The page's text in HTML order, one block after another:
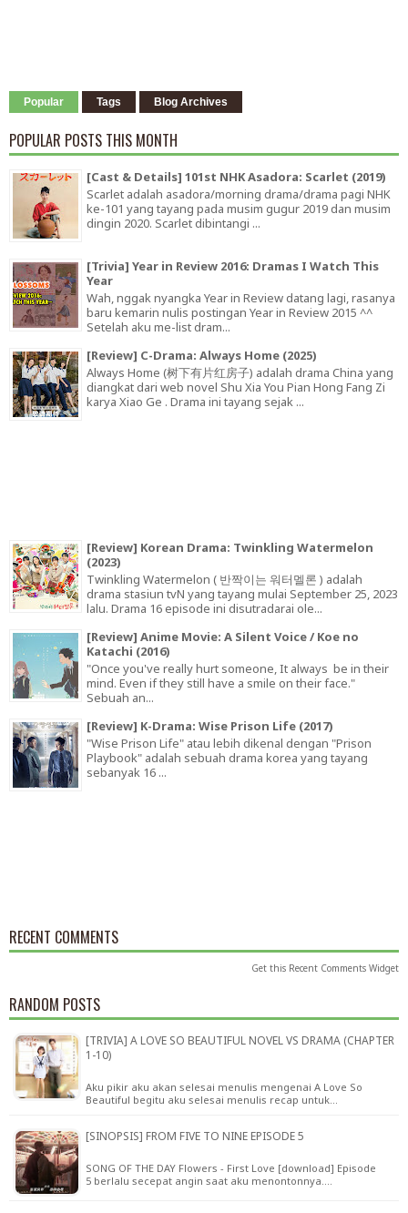
Popular Tags Blog Archives
POPULAR POSTS THIS MONTH
[Cast & Details] 101st NHK Asadora: Scarlet (2019)
Scarlet adalah asadora/morning drama/drama pagi NHK
ke-101 yang tayang pada musim gugur 2019 dan musim
dingin 2020. Scarlet dibintangi ...
[Trivia] Year in Review 2016: Dramas I Watch This
Year
Wah, nggak nyangka Year in Review datang lagi, rasanya
baru kemarin nulis postingan Year in Review 2015 ^^
Setelah aku me-list dram...
[Review] C-Drama: Always Home (2025)
Always Home (树下有片红房子) adalah drama China yang
diangkat dari web novel Shu Xia You Pian Hong Fang Zi
karya Xiao Ge . Drama ini tayang sejak ...
[Review] Korean Drama: Twinkling Watermelon
(2023)
Twinkling Watermelon ( 반짝이는 워터멜론 ) adalah
drama stasiun tvN yang tayang mulai September 25, 2023
lalu. Drama 16 episode ini disutradarai ole...
[Review] Anime Movie: A Silent Voice / Koe no
Katachi (2016)
"Once you've really hurt someone, It always be in their
mind. Even if they still have a smile on their face."
Sebuah an...
[Review] K-Drama: Wise Prison Life (2017)
"Wise Prison Life" atau lebih dikenal dengan "Prison
Playbook" adalah sebuah drama korea yang tayang
sebanyak 16 ...
RECENT COMMENTS
Get this Recent Comments Widget
RANDOM POSTS
[TRIVIA] A LOVE SO BEAUTIFUL NOVEL VS DRAMA (CHAPTER
1-10)
Aku pikir aku akan selesai menulis mengenai A Love So
Beautiful begitu aku selesai menulis recap untuk…
[SINOPSIS] FROM FIVE TO NINE EPISODE 5
SONG OF THE DAY Flowers - First Love [download] Episode
5 berlalu secepat angin saat aku menontonnya.…